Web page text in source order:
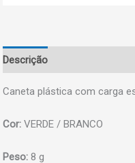
Descrição
Caneta plástica com carga
Cor: VERDE / BRANCO
Peso: 8 g